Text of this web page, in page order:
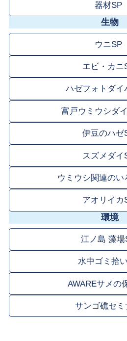
器材SP
生物
ウニSP
エビ・カニ
ハゼフォトダイ
富戸ウミウシダ
伊豆のハゼ
スズメダイ
ウミウシ関連のい
アオリイカ
環境
江ノ島 藻場
水中ゴミ拾
AWAREサメの
サンゴ礁セミ